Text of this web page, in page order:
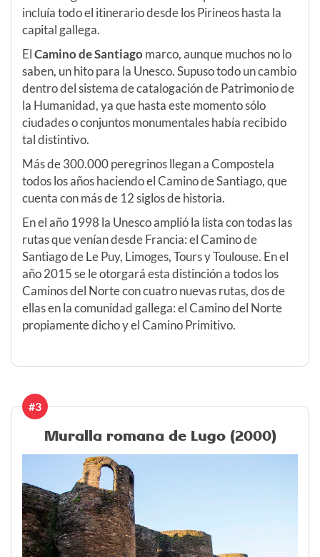
incluía todo el itinerario desde los Pirineos hasta la
capital gallega.
ElCamino de Santiago marco, aunque muchos no lo
saben, un hito para la Unesco. Supuso todo un cambio
dentro del sistema de catalogación de Patrimonio de
la Humanidad, ya que hasta este momento sólo
ciudades o conjuntos monumentales había recibido
tal distintivo.
Más de 300.000 peregrinos llegan a Compostela
todos los años haciendo el Camino de Santiago, que
cuenta con más de 12 siglos de historia.
En el año 1998 la Unesco amplió la lista con todas las
rutas que venían desde Francia: el Camino de
Santiago de Le Puy, Limoges, Tours y Toulouse. En el
año 2015 se le otorgará esta distinción a todos los
Caminos del Norte con cuatro nuevas rutas, dos de
ellas en la comunidad gallega: el Camino del Norte
propiamente dicho y el Camino Primitivo.
#3
Muralla romana de Lugo (2000)